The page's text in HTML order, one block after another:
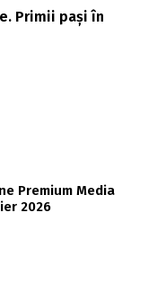
Primii pași în
Premium Media
2026